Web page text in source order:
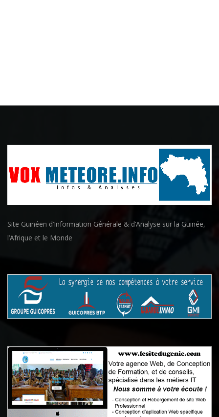
Site Guinéen d’Information Générale & d’Analyse sur la Guinée,
l’Afrique et le Monde